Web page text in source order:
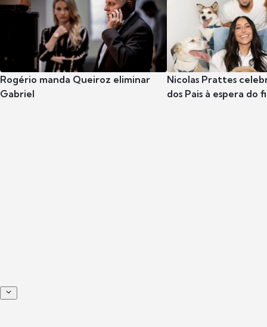
Rogério manda Queiroz eliminar
Gabriel
Nicolas Prattes
dos Pais à espera do